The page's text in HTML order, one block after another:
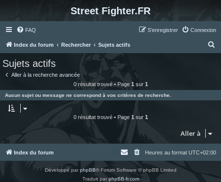
Street Fighter.FR
FAQ Connexion
S’enregistrer
Index du forum Rechercher Sujets actifs
e
r
Sujets actifs
Aller à la recherche avancée
0 résultat trouvé • Page 1 sur 1
Aucun sujet ou message ne correspond à vos critères de recherche.
0 résultat trouvé • Page 1 sur 1
Aller à
Index du forum Heures au format UTC+02:00
Développé parphpBB® Forum Software © phpBB Limited
Traduit parphpBB-fr.com